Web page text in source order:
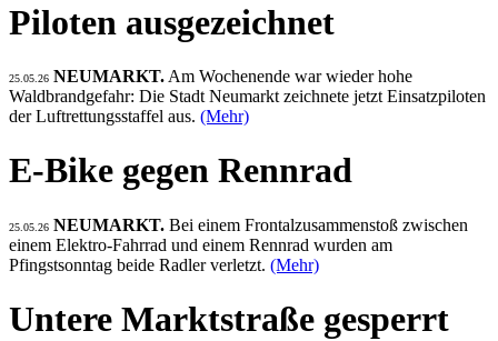
Piloten ausgezeichnet
25.05.26 NEUMARKT. Am Wochenende war wieder hohe
Waldbrandgefahr: Die Stadt Neumarkt zeichnete jetzt Einsatzpiloten
der Luftrettungsstaffel aus. (Mehr)
E-Bike gegen Rennrad
25.05.26 NEUMARKT. Bei einem Frontalzusammenstoß zwischen
einem Elektro-Fahrrad und einem Rennrad wurden am
Pfingstsonntag beide Radler verletzt. (Mehr)
Untere Marktstraße gesperrt